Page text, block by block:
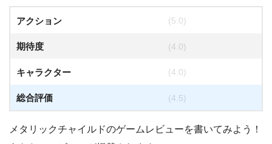
アクション (5.0)
期待度 (4.0)
キャラクター (4.0)
総合評価 (4.5)
メタリックチャイルドのゲームレビューを書いてみよう！